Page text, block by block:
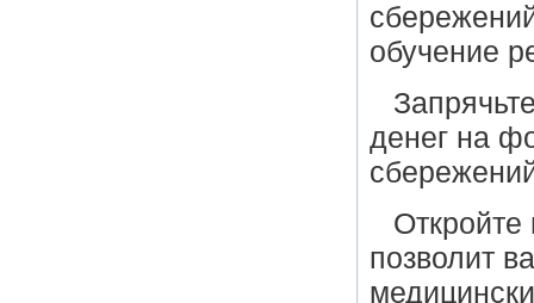
обучение
денег на
Откройте
позволит